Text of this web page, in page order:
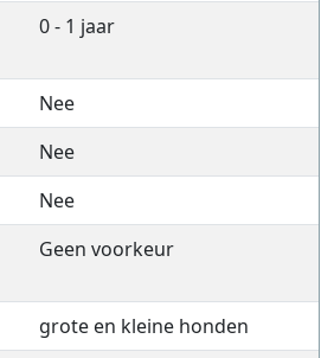
0 - 1 jaar
Nee
Nee
Nee
Geen voorkeur
grote en kleine honden